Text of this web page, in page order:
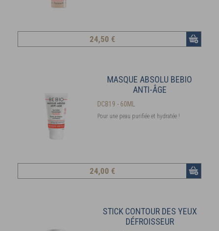
24,50 €
MASQUE ABSOLU BEBIO
ANTI-ÂGE
DCB19 - 60ML
Pour une peau purifiée et hydratée !
24,00 €
STICK CONTOUR DES YEUX
DÉFROISSEUR